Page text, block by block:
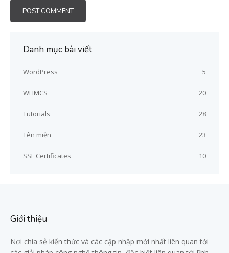
Danh mục bài viết
WordPress 5
WHMCS 20
Tutorials 28
Tên miền 23
SSL Certificates 10
Giới thiệu
Nơi chia sẻ kiến thức và các cập nhập mới nhất liên quan tới